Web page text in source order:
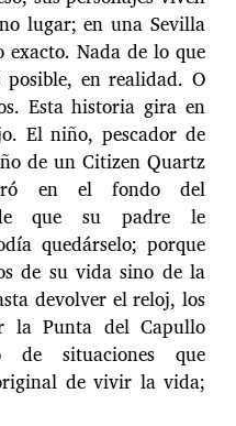
lugar; en una Sevilla
Nada de lo que
posible, en realidad. O
Esta historia gira en
El niño, pescador de
de un Citizen Quartz
en el fondo del
de que su padre le
quedárselo; porque
de su vida sino de la
devolver el reloj, los
la Punta del Capullo
de situaciones que
de vivir la vida;